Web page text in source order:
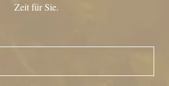
Zeit für Sie.